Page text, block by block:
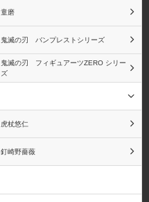
黒ひげ(マーシャル・D・
ティーチ)
童磨
鬼滅の刃 バンプレストシリーズ
鬼滅の刃 フィギュアーツZERO シリー
ズ
虎杖悠仁
釘崎野薔薇